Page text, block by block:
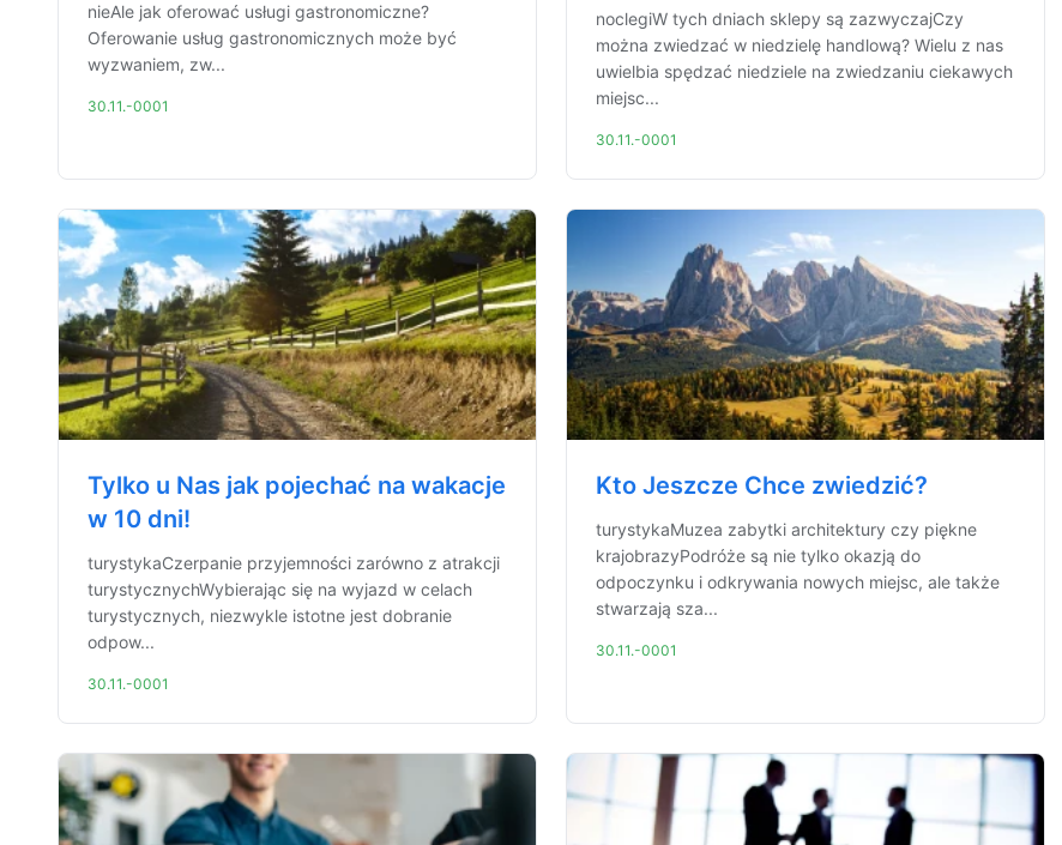
nieAle jak oferować usługi gastronomiczne?
Oferowanie usług gastronomicznych może być
wyzwaniem, zw...
30.11.-0001
noclegiW tych dniach sklepy są zazwyczajCzy
można zwiedzać w niedzielę handlową? Wielu z nas
uwielbia spędzać niedziele na zwiedzaniu ciekawych
miejsc...
30.11.-0001
Tylko u Nas jak pojechać na wakacje
w 10 dni!
turystykaCzerpanie przyjemności zarówno z atrakcji
turystycznychWybierając się na wyjazd w celach
turystycznych, niezwykle istotne jest dobranie
odpow...
30.11.-0001
Kto Jeszcze Chce zwiedzić?
turystykaMuzea zabytki architektury czy piękne
krajobrazyPodróże są nie tylko okazją do
odpoczynku i odkrywania nowych miejsc, ale także
stwarzają sza...
30.11.-0001